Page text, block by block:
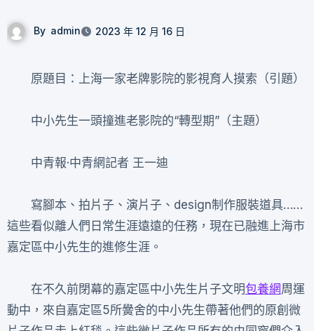
By admin 2023 年 12 月 16 日
原題目：上海一家老牌影院的影視育人摸索（引題）
中小先生一頭撞進老影院的“轉型期”（主題）
中青報·中青網記者 王一迪
寫腳本、拍片子、演片子、design制作服裝道具……
這些看似離人們日常生涯遠遠的任務，現在已融進上海市
嘉定區中小先生的進修生涯。
在不久前閉幕的嘉定區中小先生片子文明包養網周運
動中，來自嘉定區5所黌舍的中小先生帶著他們的原創微